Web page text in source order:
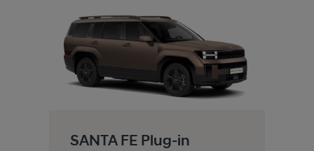
SANTA FE Plug-in